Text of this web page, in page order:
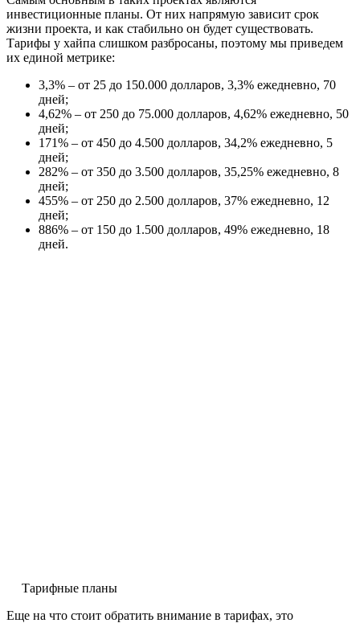
инвестиционные планы. От них напрямую зависит срок
жизни проекта, и как стабильно он будет существовать.
Тарифы у хайпа слишком разбросаны, поэтому мы приведем
их единой метрике:
3,3% – от 25 до 150.000 долларов, 3,3% ежедневно, 70
дней;
4,62% – от 250 до 75.000 долларов, 4,62% ежедневно, 50
дней;
171% – от 450 до 4.500 долларов, 34,2% ежедневно, 5
дней;
282% – от 350 до 3.500 долларов, 35,25% ежедневно, 8
дней;
455% – от 250 до 2.500 долларов, 37% ежедневно, 12
дней;
886% – от 150 до 1.500 долларов, 49% ежедневно, 18
дней.
Тарифные планы
Еще на что стоит обратить внимание в тарифах, это